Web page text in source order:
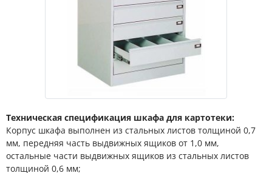
Техническая спецификация шкафа для картотеки:
Корпус шкафа выполнен из стальных листов толщиной 0,7
мм, передняя часть выдвижных ящиков от 1,0 мм,
остальные части выдвижных ящиков из стальных листов
толщиной 0,6 мм;